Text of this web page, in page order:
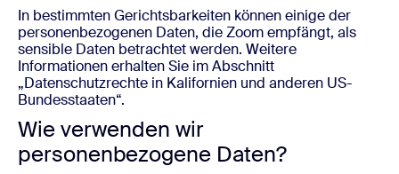
In bestimmten Gerichtsbarkeiten können einige der
personenbezogenen Daten, die Zoom empfängt, als
sensible Daten betrachtet werden. Weitere
Informationen erhalten Sie im Abschnitt
„Datenschutzrechte in Kalifornien und anderen US-
Bundesstaaten“.
Wie verwenden wir
personenbezogene Daten?